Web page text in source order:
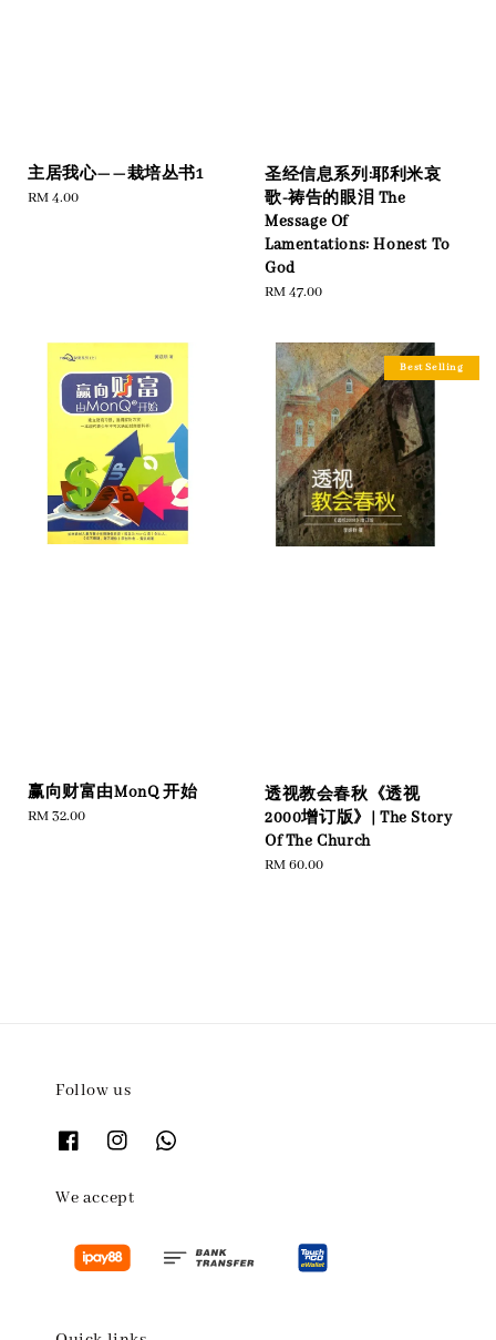
主居我心——栽培丛书1
Regular
RM 4.00
圣经信息系列:耶利米哀
歌-祷告的眼泪 The
Message Of
Lamentations: Honest To
God
Regular
RM 47.00
赢向财富由MonQ 开始
Regular
RM 32.00
Best Selling
透视教会春秋《透视
2000增订版》| The Story
Of The Church
Regular
RM 60.00
Follow us
We accept